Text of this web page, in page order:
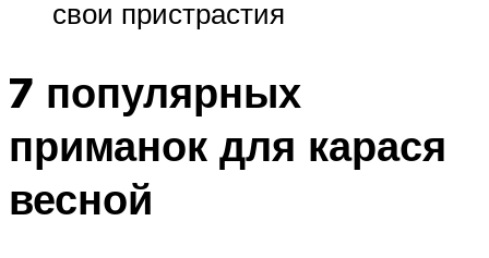
свои пристрастия
7 популярных
приманок для карася
весной